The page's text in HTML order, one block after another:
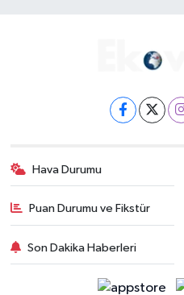
Hava Durumu
Puan Durumu ve Fikstür
Son Dakika Haberleri